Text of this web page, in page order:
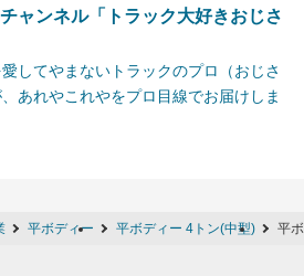
ャンネル「トラック大好きおじさ
愛してやまないトラックのプロ（おじさ
あれやこれやをプロ目線でお届けしま
平ボディー 平ボディー 4トン(中型) 平